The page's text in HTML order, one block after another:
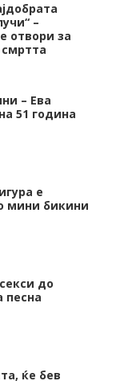
–
отвори за
– Ева
51 година
е
мини бикини
до
песна
ќе бев